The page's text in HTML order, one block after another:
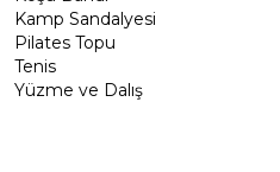
Kamp Sandalyesi
Pilates Topu
Tenis
Yüzme ve Dalış